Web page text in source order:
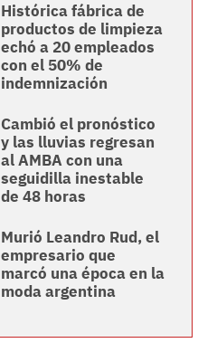
Histórica fábrica de
productos de limpieza
echó a 20 empleados
con el 50% de
indemnización
Cambió el pronóstico
y las lluvias regresan
al AMBA con una
seguidilla inestable
de 48 horas
Murió Leandro Rud, el
empresario que
marcó una época en la
moda argentina